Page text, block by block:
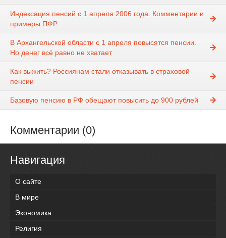
Индексация пенсий с 1 апреля 2006 года. Комментарии и
примеры ПФР
В Архангельской области с 1 апреля повысятся пенсии.
Но денег всё равно не хватает
Как выжить? Россиянам стали отказывать в страховой
пенсии
Базовую пенсию в РФ обещают повысить до 900 рублей
Комментарии (0)
Навигация
О сайте
В мире
Экономика
Религия